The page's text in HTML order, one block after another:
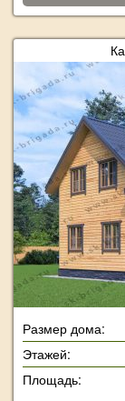
Размер дома:
Этажей:
Площадь: